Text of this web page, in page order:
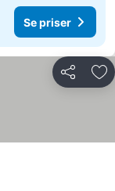
Se priser
Del